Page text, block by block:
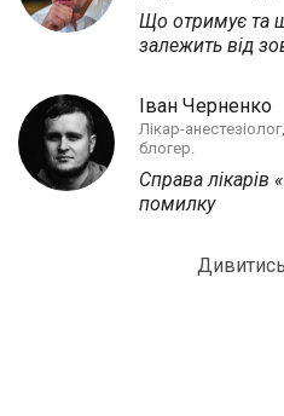
Що отримує та
залежить від
Іван Черненко
Лікар-
блогер.
Справа лікарів
помилку